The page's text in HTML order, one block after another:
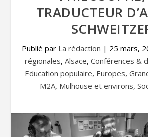
TRADUCTEUR
Publié par La rédaction | 25 mars,
régionales, Alsace, Conférences &
Education populaire, Europes,
M2A, Mulhouse et environs,